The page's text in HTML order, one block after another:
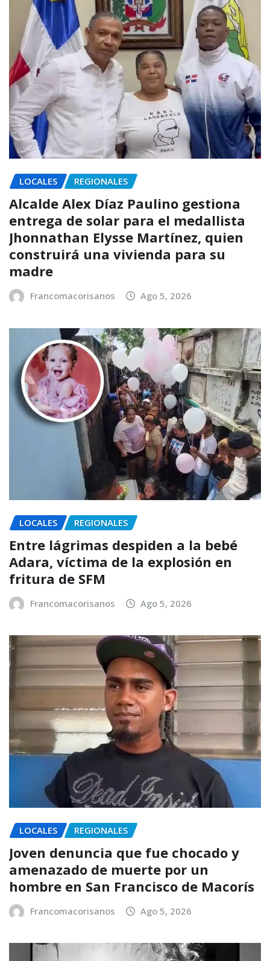
LOCALES REGIONALES
Alcalde Alex Díaz Paulino gestiona
entrega de solar para el medallista
Jhonnathan Elysse Martínez, quien
construirá una vivienda para su
madre
Francomacorisanos Ago 5, 2026
LOCALES REGIONALES
Entre lágrimas despiden a la bebé
Adara, víctima de la explosión en
fritura de SFM
Francomacorisanos Ago 5, 2026
LOCALES REGIONALES
Joven denuncia que fue chocado y
amenazado de muerte por un
hombre en San Francisco de Macorís
Francomacorisanos Ago 5, 2026